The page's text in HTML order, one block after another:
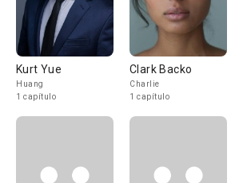
Kurt Yue
Huang
1 capítulo
Clark Backo
Charlie
1 capítulo